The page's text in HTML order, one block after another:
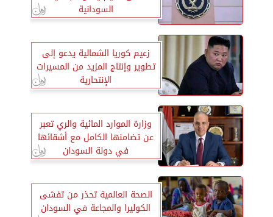
السودانية
زعيم كوريا الشمالية يدعو إلى
تطوير وإنتاج المزيد من المسيرات
الإنتحارية
وزارة الموارد المائية والري تعبر
عن تضامنها الكامل مع أشقائها
في دولة السودان
الصحة العالمية تحذر من تفشى
الكوليرا والمجاعة في السودان